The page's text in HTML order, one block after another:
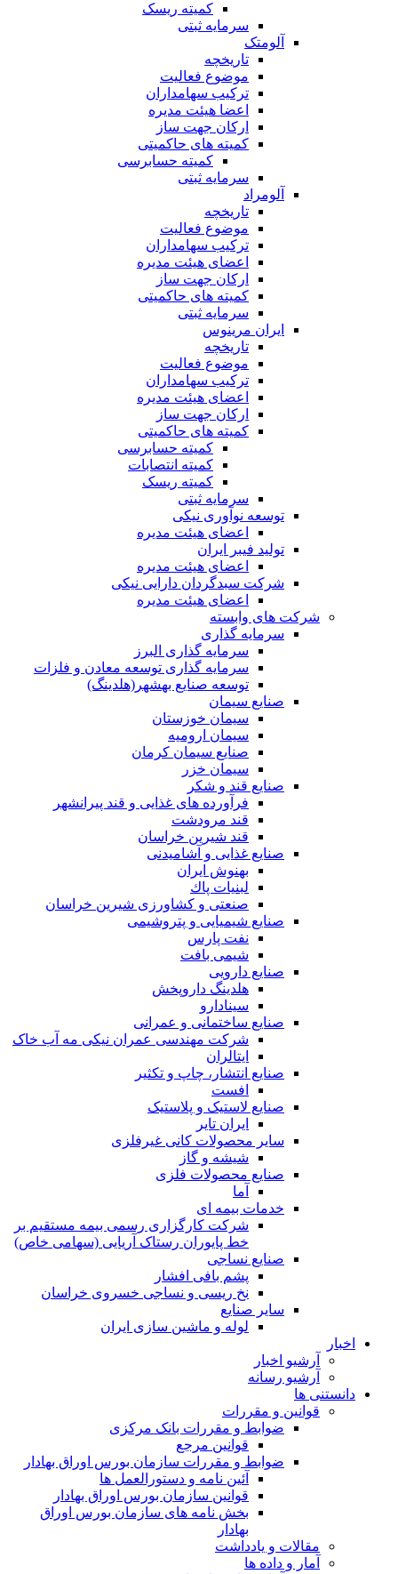
کمیته ریسک
سرمایه ثبتی
آلومتک
تاریخچه
موضوع فعالیت
ترکیب سهامداران
اعضا هیئت مدیره
ارکان جهت ساز
کمیته های حاکمیتی
کمیته حسابرسی
سرمایه ثبتی
آلومراد
تاریخچه
موضوع فعالیت
ترکیب سهامداران
اعضای هیئت مدیره
ارکان جهت ساز
کمیته های حاکمیتی
سرمایه ثبتی
ایران مرینوس
تاریخچه
موضوع فعالیت
ترکیب سهامداران
اعضای هیئت مدیره
ارکان جهت ساز
کمیته های حاکمیتی
کمیته حسابرسی
کمیته انتصابات
کمیته ریسک
سرمایه ثبتی
توسعه نوآوری نیکی
اعضای هیئت مدیره
تولید فیبر ایران
اعضای هیئت مدیره
شرکت سبدگردان دارایی نیکی
اعضای هیئت مدیره
شرکت های وابسته
سرمایه گذاری
سرمایه گذاری البرز
سرمایه گذاری توسعه معادن و فلزات
توسعه‌ صنایع‌ بهشهر(هلدینگ)
صنایع سیمان
سیمان خوزستان
سیمان ارومیه
صنایع سیمان کرمان
سیمان خزر
صنایع قند و شکر
فرآورده های غذایی و قند پیرانشهر
قند مرودشت
قند شیرین خراسان
صنایع غذايی و آشاميدنی
بهنوش ایران
لبنيات پاك
صنعتی و کشاورزی شیرین خراسان
صنایع شیمیایی و پتروشیمی
نفت پارس
شیمی بافت
صنایع دارویی
هلدینگ داروپخش
سینادارو
صنایع ساختمانی و عمرانی
شرکت مهندسی عمران نیکی مه آب خاک
ایتالران
صنایع انتشار، چاپ و تکثير
افست
صنایع لاستیک و پلاستیک
ایران تایر
ساير محصولات كانی غيرفلزی
شیشه و گاز
صنایع محصولات فلزی
آما
خدمات بیمه ای
شرکت کارگزاری رسمی بیمه مستقیم بر
خط پایوران رستاک آریایی (سهامی خاص)
صنایع نساجی
پشم بافی افشار
نخ ریسی و نساجی خسروی خراسان
سایر صنایع
لوله و ماشین سازی ایران
اخبار
آرشیو اخبار
آرشیو رسانه
دانستنی ها
قوانین و مقررات
ضوابط و مقررات بانک مرکزی
قوانين مرجع
ضوابط و مقررات سازمان بورس اوراق بهادار
آئین نامه و دستورالعمل ها
قوانین سازمان بورس اوراق بهادار
بخش نامه های سازمان بورس اوراق
بهادار
مقالات و یادداشت
آمار و داده ها